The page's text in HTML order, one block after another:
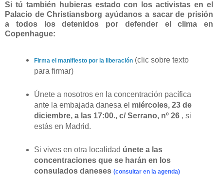
Si tú también hubieras estado con los activistas en el
Palacio de Christiansborg ayúdanos a sacar de prisión
a todos los detenidos por defender el clima en
Copenhague:
Firma el manifiesto por la liberación(clic sobre texto
para firmar)
Únete a nosotros en la concentración pacífica
ante la embajada danesa el miércoles, 23 de
diciembre, a las 17:00., c/ Serrano, nº 26, si
estás en Madrid.
Si vives en otra localidad únete a las
concentraciones que se harán en los
consulados daneses (consultar en la agenda)